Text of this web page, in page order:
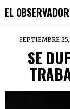
EL
SEPTIEMBRE
SE